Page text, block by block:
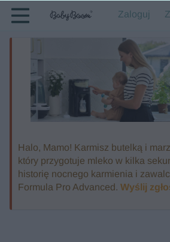
Zaloguj
Halo, Mamo! Karmisz butelką i
który przygotuje mleko w kilka
historię nocnego karmienia i
Formula Pro Advanced. Wyślij